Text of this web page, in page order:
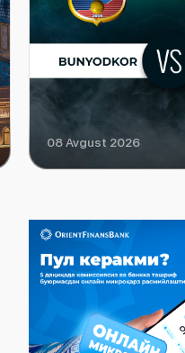
Bunyodkor vs OKMK
08 Avgust 2026